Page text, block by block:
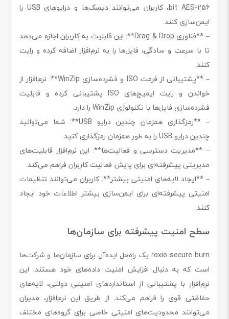
256-bit AES، کاربران می‌توانند دیسک‌ها و درایوهای USB را
ایمن‌سازی کنند.
– **فناوری Drag & Drop**: این قابلیت به کاربران اجازه می‌دهد
تا با سرعت و سادگی، فایل‌ها را به نرم‌افزار اضافه کرده و رایت
کنند.
– **پشتیبانی از فرمت ISO و فشرده‌سازی WinZip**: نرم‌افزار از
خواندن و رایت ایمیج‌های ISO پشتیبانی کرده و قابلیت
فشرده‌سازی فایل‌ها با تکنولوژی WinZip را دارد.
– **رمزگذاری همزمان چندین درایو USB**: شما می‌توانید
چندین درایو USB را به طور همزمان رمزگذاری کنید.
– **مدیریت دسترسی و فعالیت‌ها**: این نرم‌افزار قابلیت‌های
مدیریتی پیشرفته‌ای برای پایش فعالیت کاربران فراهم می‌کند.
– **ایجاد لایه‌های امنیتی بیشتر**: کاربران می‌توانند تنظیمات
امنیتی پیشرفته‌ای برای ایمن‌سازی بیشتر اطلاعات خود ایجاد
کنند.
سطح امنیت پیشرفته برای سازمان‌ها
roxio secure burn یک راه‌حل ایده‌آل برای سازمان‌ها و شرکت‌ها
است که به دنبال افزایش امنیت داده‌های خود هستند. این
نرم‌افزار با پشتیبانی از استانداردهای امنیتی دولتی، لایه‌های
حفاظتی قوی را فراهم می‌کند. از طریق این نرم‌افزار، مدیران
می‌توانند محدودیت‌های امنیتی خاصی برای گروه‌های مختلف